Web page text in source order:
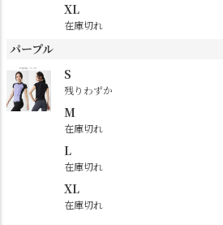
XL
在庫切れ
パープル
S
残りわずか
M
在庫切れ
L
在庫切れ
XL
在庫切れ